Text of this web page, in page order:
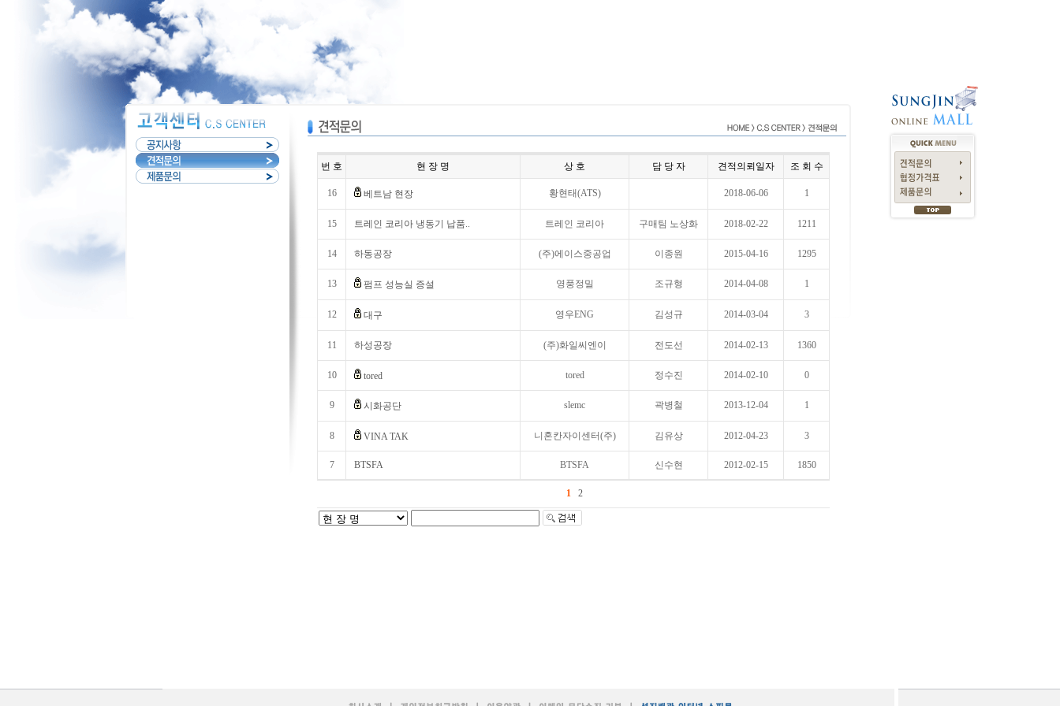
번 호 현 장 명 상 호 담 당 자 견적의뢰일자 조 회 수
16 베트남 현장 황현태(ATS) 2018-06-06 1
15 트레인 코리아 냉동기 납품.. 트레인 코리아 구매팀 노상화 2018-02-22 1211
14 하동공장 (주)에이스중공업 이종원 2015-04-16 1295
13 펌프 성능실 증설 영풍정밀 조규형 2014-04-08 1
12 대구 영우ENG 김성규 2014-03-04 3
11 하성공장 (주)화일씨엔이 전도선 2014-02-13 1360
10 tored tored 정수진 2014-02-10 0
9 시화공단 slemc 곽병철 2013-12-04 1
8 VINA TAK 니혼칸자이센터(주) 김유상 2012-04-23 3
7 BTSFA BTSFA 신수현 2012-02-15 1850
1 2